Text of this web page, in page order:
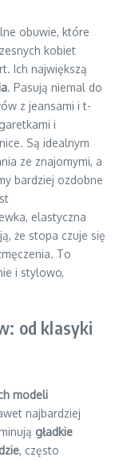
obuwie, które
kobiet
Ich największą
. Pasują niemal do
z jeansami i t-
i
Są idealnym
ze znajomymi, a
bardziej ozdobne
elastyczna
że stopa czuje się
To
i stylowo,
od klasyki
modeli
najbardziej
gładkie
, często